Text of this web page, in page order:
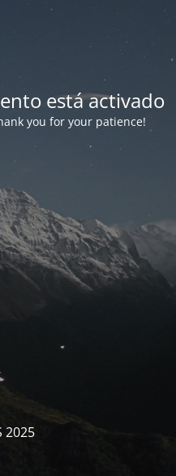
está activado
you for your patience!
2025